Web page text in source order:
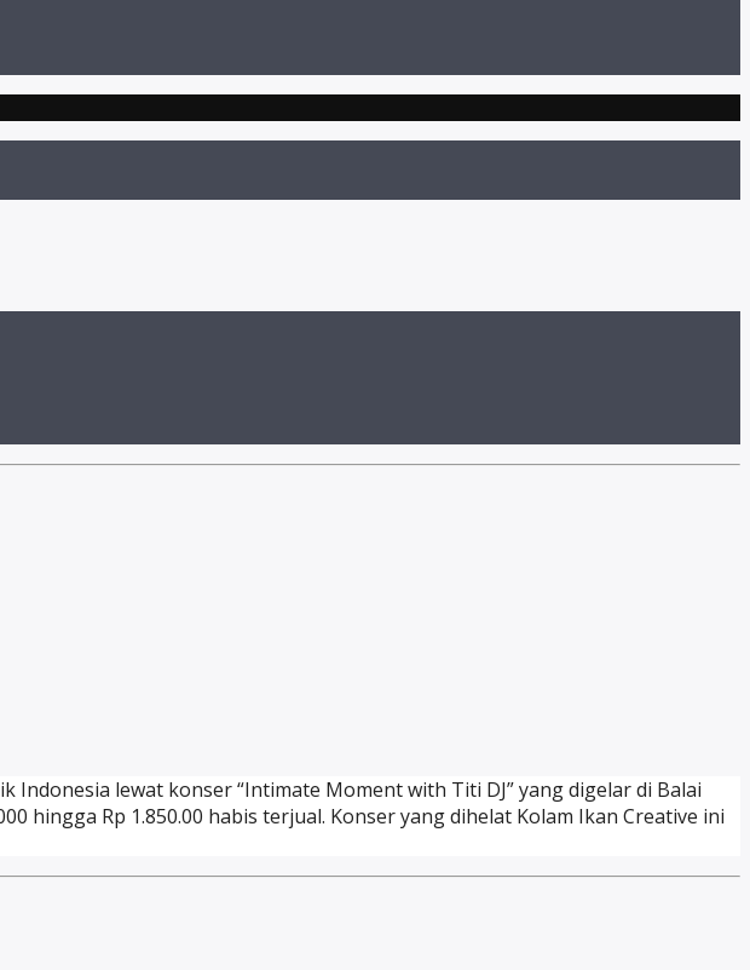
lewat konser “Intimate Moment with Titi DJ” yang digelar di Balai
hingga Rp 1.850.00 habis terjual. Konser yang dihelat Kolam Ikan Creative ini